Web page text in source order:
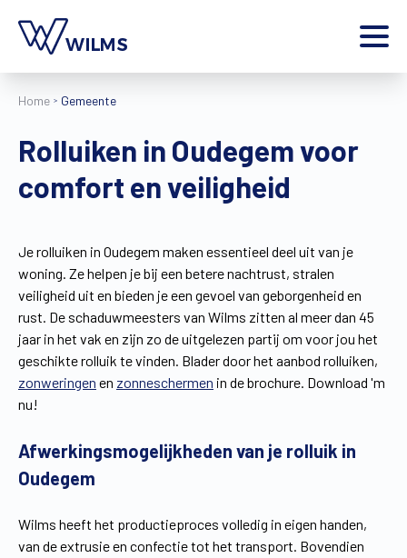
Home
Producten
Inspiratie
Contact
Extra
Jobs
Wilms World
NL
Home Gemeente
Rolluiken in Oudegem voor
comfort en veiligheid
Je rolluiken in Oudegem maken essentieel deel uit van je
woning. Ze helpen je bij een betere nachtrust, stralen
veiligheid uit en bieden je een gevoel van geborgenheid en
rust. De schaduwmeesters van Wilms zitten al meer dan 45
jaar in het vak en zijn zo de uitgelezen partij om voor jou het
geschikte rolluik te vinden. Blader door het aanbod rolluiken,
zonweringen en zonneschermen in de brochure. Download 'm
nu!
Afwerkingsmogelijkheden van je rolluik in
Oudegem
Wilms heeft het productieproces volledig in eigen handen,
van de extrusie en confectie tot het transport. Bovendien